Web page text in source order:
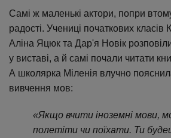
Самі ж маленькі актори, попри
радості. Учениці початкових
Аліна Яцюк та Дар'я Новік
у виставі, а й самі почали читати
А школярка Міленія влучно
вивчення мов:
«Якщо вчити іноземні мови,
полетіти чи поїхати. Ти